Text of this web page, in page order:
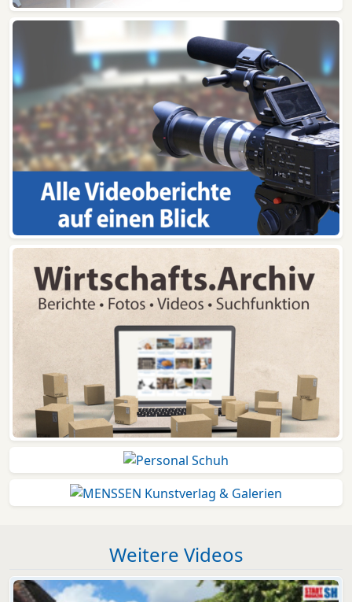
Weitere Videos